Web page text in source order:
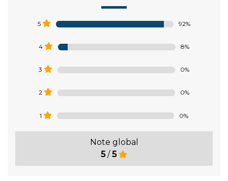
5 92%
4 8%
3 0%
2 0%
1 0%
Note global
5/5